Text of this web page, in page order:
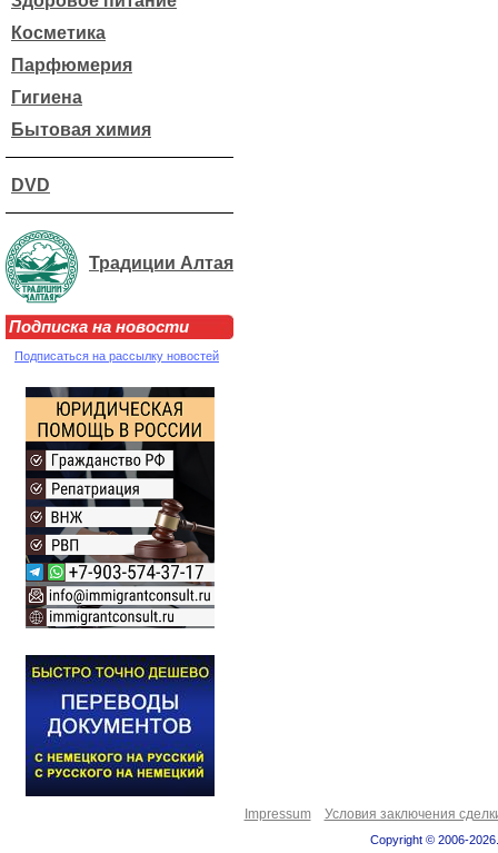
Косметика
Парфюмерия
Гигиена
Бытовая химия
DVD
Традиции Алтая
Подписка на новости
Подписаться на рассылку новостей
Impressum Условия заключения
Copyright © 2006-